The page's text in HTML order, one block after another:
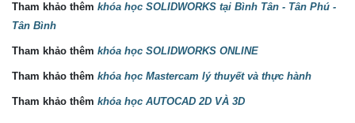
Tham khảo thêm khóa học SOLIDWORKS tại Bình Tân - Tân Phú -
Tân Bình
Tham khảo thêm khóa học SOLIDWORKS ONLINE
Tham khảo thêm khóa học Mastercam lý thuyết và thực hành
Tham khảo thêm khóa học AUTOCAD 2D VÀ 3D